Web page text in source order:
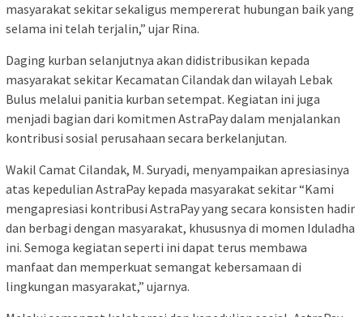
masyarakat sekitar sekaligus mempererat hubungan baik yang
selama ini telah terjalin,” ujar Rina.
Daging kurban selanjutnya akan didistribusikan kepada
masyarakat sekitar Kecamatan Cilandak dan wilayah Lebak
Bulus melalui panitia kurban setempat. Kegiatan ini juga
menjadi bagian dari komitmen AstraPay dalam menjalankan
kontribusi sosial perusahaan secara berkelanjutan.
Wakil Camat Cilandak, M. Suryadi, menyampaikan apresiasinya
atas kepedulian AstraPay kepada masyarakat sekitar “Kami
mengapresiasi kontribusi AstraPay yang secara konsisten hadir
dan berbagi dengan masyarakat, khususnya di momen Iduladha
ini. Semoga kegiatan seperti ini dapat terus membawa
manfaat dan memperkuat semangat kebersamaan di
lingkungan masyarakat,” ujarnya.